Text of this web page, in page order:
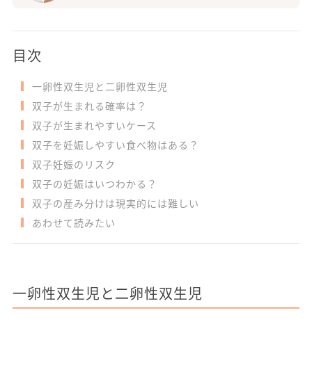
目次
一卵性双生児と二卵性双生児
双子が生まれる確率は？
双子が生まれやすいケース
双子を妊娠しやすい食べ物はある？
双子妊娠のリスク
双子の妊娠はいつわかる？
双子の産み分けは現実的には難しい
あわせて読みたい
一卵性双生児と二卵性双生児